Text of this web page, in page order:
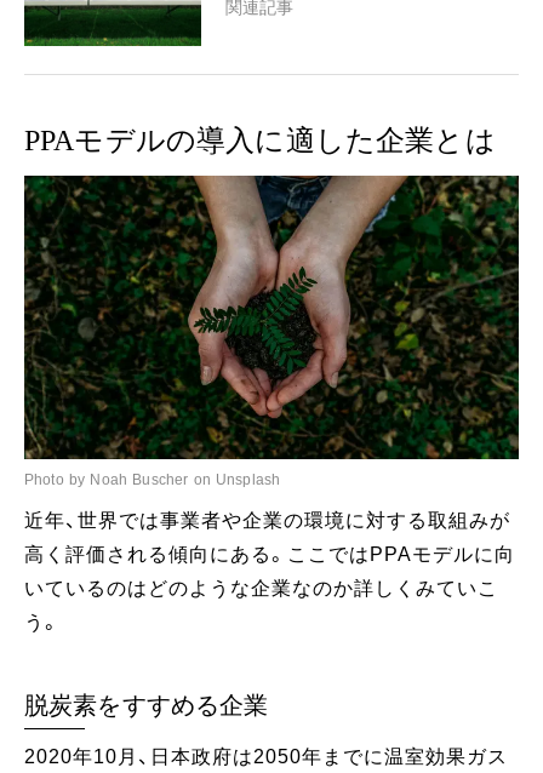
関連記事
PPAモデルの導入に適した企業とは
Photo by Noah Buscher on Unsplash
近年、世界では事業者や企業の環境に対する取組みが
高く評価される傾向にある。ここではPPAモデルに向
いているのはどのような企業なのか詳しくみていこ
う。
脱炭素をすすめる企業
2020年10月、日本政府は2050年までに温室効果ガス